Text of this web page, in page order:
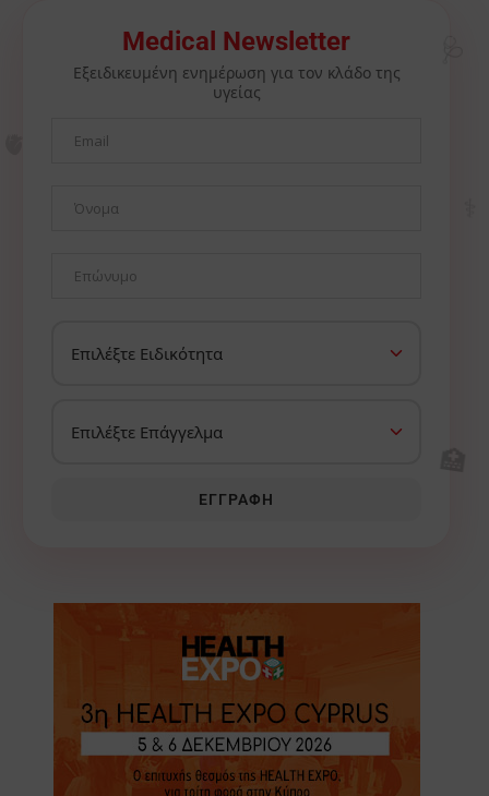
Medical Newsletter
Εξειδικευμένη ενημέρωση για τον κλάδο της
υγείας
ΕΓΓΡΑΦΉ